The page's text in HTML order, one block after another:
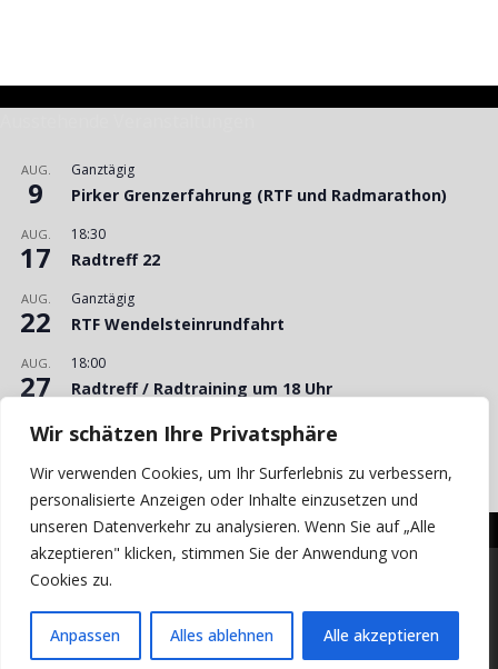
Wir schätzen Ihre Privatsphäre
Wir verwenden Cookies, um Ihr Surferlebnis zu verbessern,
personalisierte Anzeigen oder Inhalte einzusetzen und
unseren Datenverkehr zu analysieren. Wenn Sie auf „Alle
akzeptieren" klicken, stimmen Sie der Anwendung von
Cookies zu.
Anpassen Alles ablehnen Alle akzeptieren
AUG.
9
Ganztägig
Pirker Grenzerfahrung (RTF und Radmarathon)
AUG.
17
18:30
Radtreff 22
AUG.
22
Ganztägig
RTF Wendelsteinrundfahrt
AUG.
27
18:00
Radtreff / Radtraining um 18 Uhr
AUG.
29
15:00
Bergzeitfahren Kemnath am Buchberg
Kalender anzeigen
Impressum
Haftungsausschluss Datenschutz